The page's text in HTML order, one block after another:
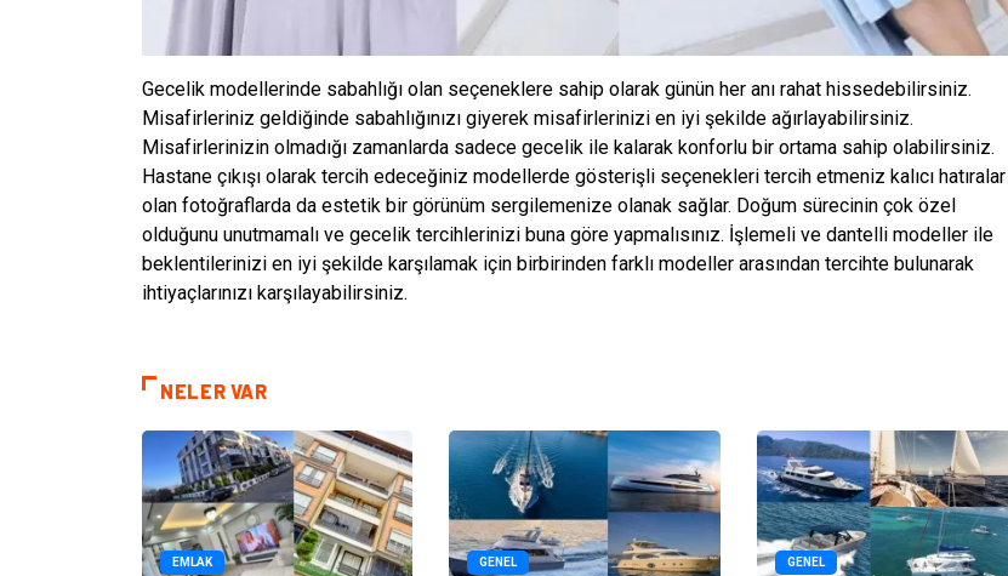
Gecelik modellerinde sabahlığı olan seçeneklere sahip olarak günün her anı rahat hissedebilirsiniz.
Misafirleriniz geldiğinde sabahlığınızı giyerek misafirlerinizi en iyi şekilde ağırlayabilirsiniz.
Misafirlerinizin olmadığı zamanlarda sadece gecelik ile kalarak konforlu bir ortama sahip olabilirsiniz.
Hastane çıkışı olarak tercih edeceğiniz modellerde gösterişli seçenekleri tercih etmeniz kalıcı hatıralar
olan fotoğraflarda da estetik bir görünüm sergilemenize olanak sağlar. Doğum sürecinin çok özel
olduğunu unutmamalı ve gecelik tercihlerinizi buna göre yapmalısınız. İşlemeli ve dantelli modeller ile
beklentilerinizi en iyi şekilde karşılamak için birbirinden farklı modeller arasından tercihte bulunarak
ihtiyaçlarınızı karşılayabilirsiniz.
NELER VAR
EMLAK GENEL GENEL